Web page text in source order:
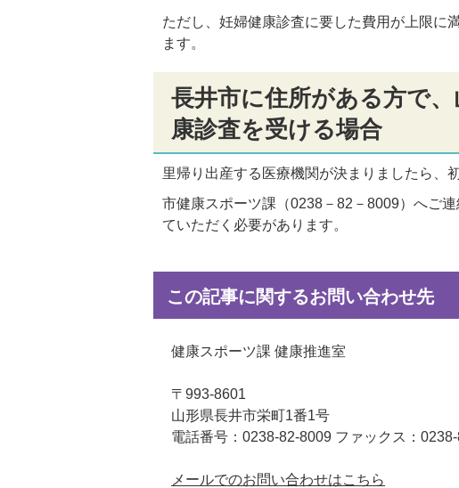
ただし、妊婦健康診査に要した費用が上限に
ます。
長井市に住所がある方で
康診査を受ける場合
里帰り出産する医療機関が決まりましたら、
市健康スポーツ課（0238－82－8009）へご
ていただく必要があります。
この記事に関するお問い合わせ先
健康スポーツ課 健康推進室
〒993-8601
山形県長井市栄町1番1号
電話番号：0238-82-8009 ファックス：
メールでのお問い合わせはこちら